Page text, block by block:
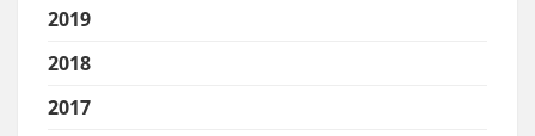
2019
2018
2017